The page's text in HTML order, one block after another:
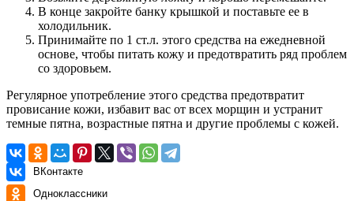
В конце закройте банку крышкой и поставьте ее в
холодильник.
Принимайте по 1 ст.л. этого средства на ежедневной
основе, чтобы питать кожу и предотвратить ряд проблем
со здоровьем.
Регулярное употребление этого средства предотвратит
провисание кожи, избавит вас от всех морщин и устранит
темные пятна, возрастные пятна и другие проблемы с кожей.
ВКонтакте
Одноклассники